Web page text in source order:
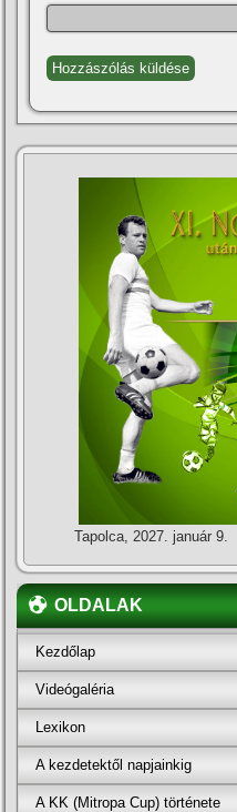
Tapolca, 2027. január 9.
OLDALAK
Kezdőlap
Videógaléria
Lexikon
A kezdetektől napjainkig
A KK (Mitropa Cup) története